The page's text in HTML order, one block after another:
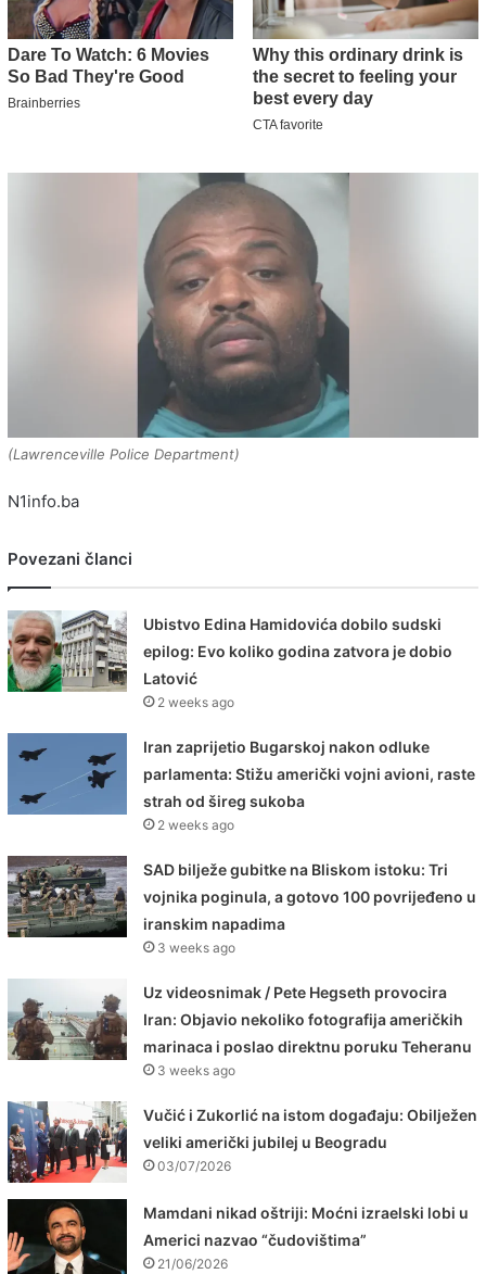
(Lawrenceville Police Department)
N1info.ba
Povezani članci
Ubistvo Edina Hamidovića dobilo sudski
epilog: Evo koliko godina zatvora je dobio
Latović
2 weeks ago
Iran zaprijetio Bugarskoj nakon odluke
parlamenta: Stižu američki vojni avioni, raste
strah od šireg sukoba
2 weeks ago
SAD bilježe gubitke na Bliskom istoku: Tri
vojnika poginula, a gotovo 100 povrijeđeno u
iranskim napadima
3 weeks ago
Uz videosnimak / Pete Hegseth provocira
Iran: Objavio nekoliko fotografija američkih
marinaca i poslao direktnu poruku Teheranu
3 weeks ago
Vučić i Zukorlić na istom događaju: Obilježen
veliki američki jubilej u Beogradu
03/07/2026
Mamdani nikad oštriji: Moćni izraelski lobi u
Americi nazvao “čudovištima”
21/06/2026